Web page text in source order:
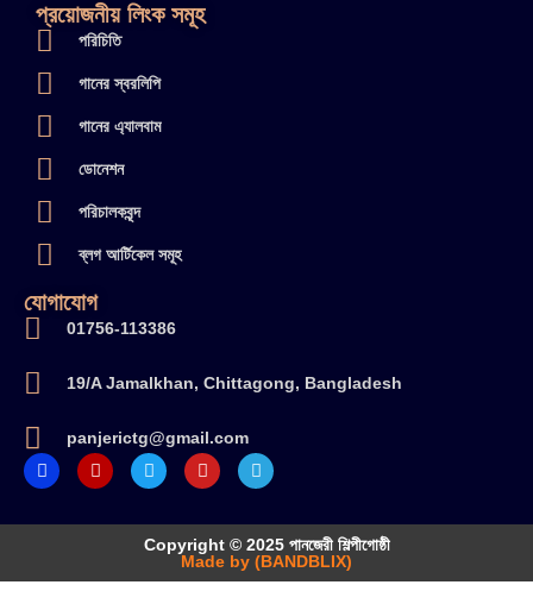
প্রয়োজনীয় লিংক সমূহ
পরিচিতি
গানের স্বরলিপি
গানের এ্যালবাম
ডোনেশন
পরিচালকবৃন্দ
ব্লগ আর্টিকেল সমূহ
যোগাযোগ
01756-113386
19/A Jamalkhan, Chittagong, Bangladesh
panjerictg@gmail.com
Copyright © 2025 পানজেরী শিল্পীগোষ্ঠী
Made by (BANDBLIX)